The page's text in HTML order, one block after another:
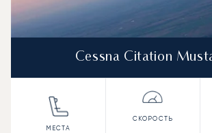
Cessna Citation